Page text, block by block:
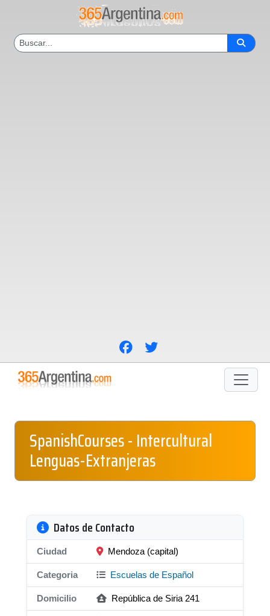
SpanishCourses - Intercultural
Lenguas-Extranjeras
Datos de Contacto
Ciudad Mendoza (capital)
Categoria Escuelas de Español
Domicilio República de Siria 241